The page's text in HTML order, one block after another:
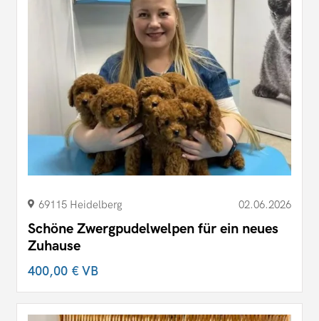
69115 Heidelberg 02.06.2026
Schöne Zwergpudelwelpen für ein neues
Zuhause
400,00 €VB